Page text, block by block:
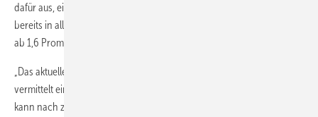
dafür aus, eine medizinisch-psychologische Untersuchung künftig
bereits in allen Fällen ab 1,1 Promille anzuordnen, statt wie bisher erst
ab 1,6 Promille.
„Das aktuelle Promille-System verharmlost eine tödliche Gefahr und
vermittelt eine trügerische Sicherheit“, sagt Manfred Wirsch. „Niemand
kann nach zwei Bier zuverlässig einschätzen, ob er noch fahrtüchtig